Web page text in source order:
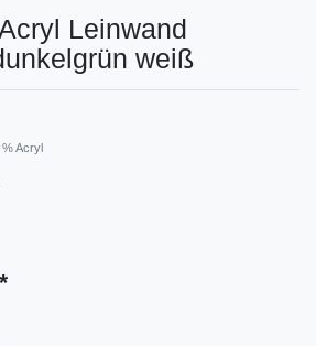
Leinwand
weiß
% Acryl
*